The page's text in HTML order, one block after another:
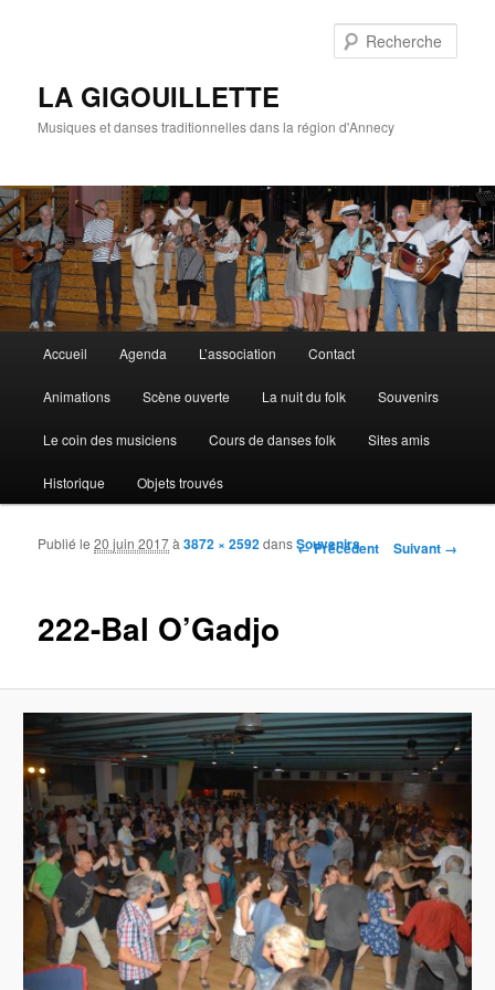
LA GIGOUILLETTE
Musiques et danses traditionnelles dans la région d'Annecy
Aller au contenu principal
Aller au contenu secondaire
Accueil Agenda L’association Contact
Animations Scène ouverte La nuit du folk Souvenirs
Le coin des musiciens Cours de danses folk Sites amis
Historique Objets trouvés
Navigation des images
← Précédent Suivant →
222-Bal O’Gadjo
Publié le20 juin 2017à3872 × 2592dansSouvenirs